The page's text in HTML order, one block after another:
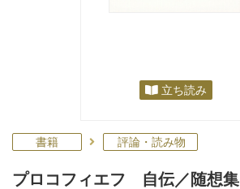
立ち読み
書籍 評論・読み物
プロコフィエフ 自伝／随想集